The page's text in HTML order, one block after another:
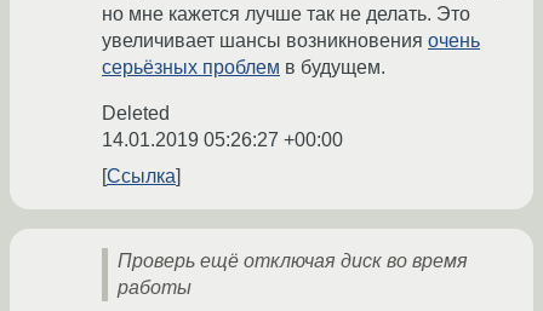
но мне кажется лучше так не делать. Это
увеличивает шансы возникновения очень
серьёзных проблем в будущем.
Deleted
14.01.2019 05:26:27 +00:00
Ссылка
Проверь ещё отключая диск во время
работы